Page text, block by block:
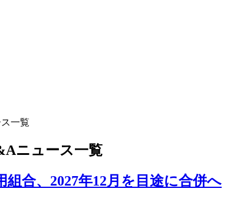
一覧
ニュース一覧
合、2027年12月を目途に合併へ